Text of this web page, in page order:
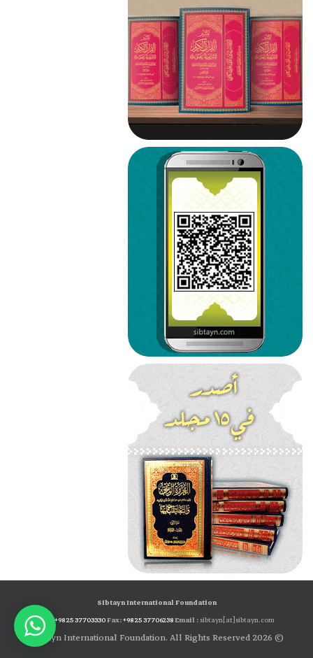
Sibtayn International Foundation
Tel:
+98 25 37703330Fax:+98 25 37706238Email :sibtayn[at]sibtayn.com
© 2026 Sibtayn International Foundation. All Rights Reserved.